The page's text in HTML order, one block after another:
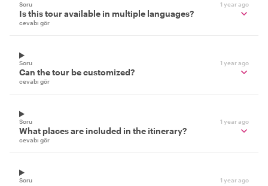
Soru 1 year ago
Is this tour available in multiple languages?
cevabı gör
Soru 1 year ago
Can the tour be customized?
cevabı gör
Soru 1 year ago
What places are included in the itinerary?
cevabı gör
Soru 1 year ago